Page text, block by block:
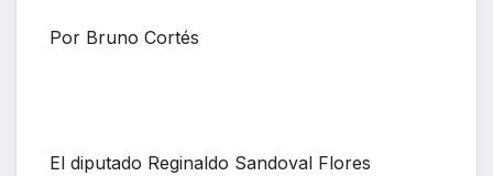
Por Bruno Cortés
El diputado Reginaldo Sandoval Flores